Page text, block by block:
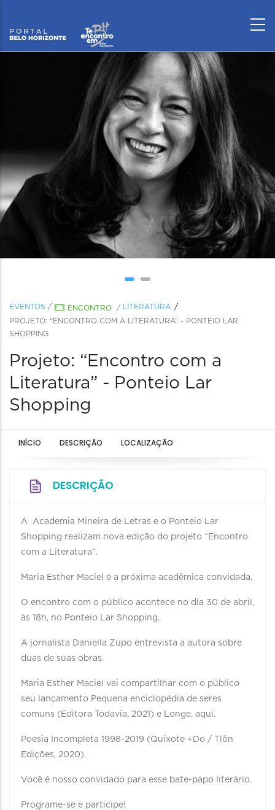
EVENTOS / ENCONTRO /
LITERATURA
PROJETO: “ENCONTRO COM A LITERATURA” - PONTEIO LAR
SHOPPING
Projeto: “Encontro com a
Literatura” - Ponteio Lar
Shopping
INÍCIO DESCRIÇÃO LOCALIZAÇÃO
DESCRIÇÃO
A Academia Mineira de Letras e o Ponteio Lar
Shopping realizam nova edição do projeto “Encontro
com a Literatura”.
Maria Esther Maciel é a próxima acadêmica convidada.
O encontro com o público acontece no dia 30 de abril,
às 18h, no Ponteio Lar Shopping.
A jornalista Daniella Zupo entrevista a autora sobre
duas de suas obras.
Maria Esther Maciel vai compartilhar com o público
seu lançamento Pequena enciclopédia de seres
comuns (Editora Todavia, 2021) e Longe, aqui.
Poesia Incompleta 1998-2019 (Quixote +Do / Tlön
Edições, 2020).
Você é nosso convidado para esse bate-papo literário.
Programe-se e participe!